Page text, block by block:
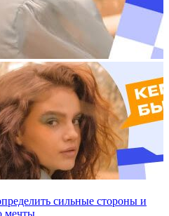
сильные стороны и
мечты